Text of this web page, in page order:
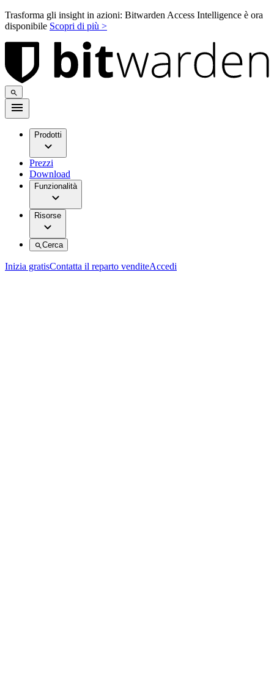
Trasforma gli insight in azioni: Bitwarden Access Intelligence è ora
disponibile Scopri di più >
Prodotti
Prezzi
Download
Funzionalità
Risorse
Cerca
Inizia gratisContatta il reparto venditeAccedi